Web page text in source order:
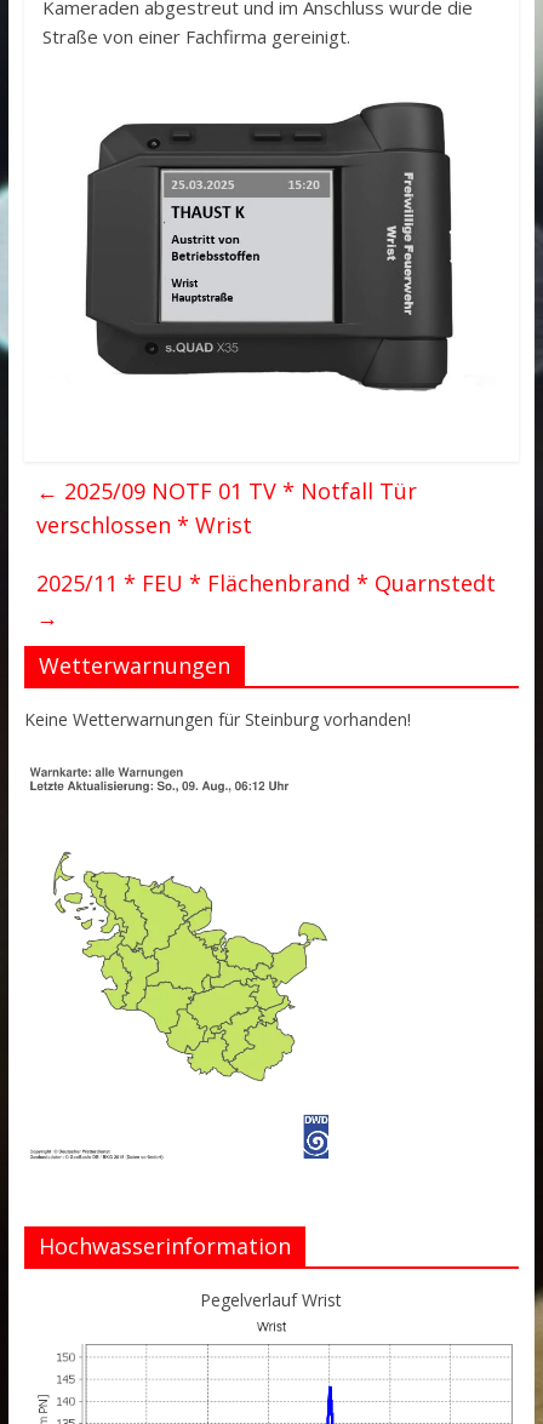
Kameraden abgestreut und im Anschluss wurde die
Straße von einer Fachfirma gereinigt.
← 2025/09 NOTF 01 TV * Notfall Tür
verschlossen * Wrist
2025/11 * FEU * Flächenbrand * Quarnstedt
→
Wetterwarnungen
Keine Wetterwarnungen für Steinburg vorhanden!
Hochwasserinformation
Pegelverlauf Wrist